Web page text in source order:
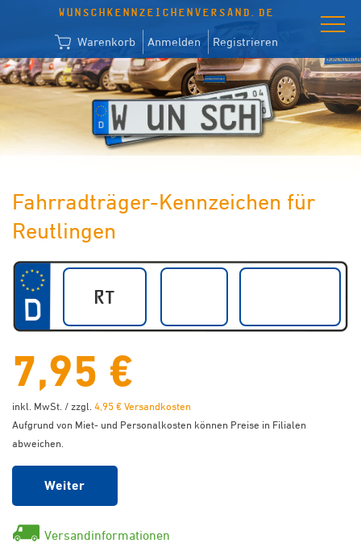
WUNSCHKENNZEICHENVERSAND.DE
Warenkorb Anmelden Registrieren
Fahrradträger-Kennzeichen für
Reutlingen
7,95 €
inkl. MwSt. / zzgl. 4,95 € Versandkosten
Aufgrund von Miet- und Personalkosten können Preise in Filialen
abweichen.
Weiter
Versandinformationen